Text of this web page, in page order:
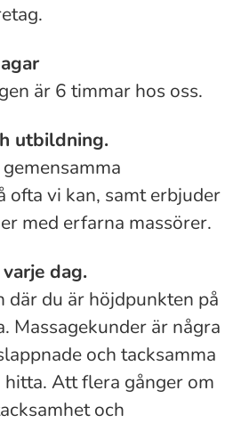
är 6 timmar hos oss.
utbildning.
ofta vi kan, samt erbjuder
med erfarna massörer.
dag.
där du är höjdpunkten på
Massagekunder är några
och tacksamma
Att flera gånger om
och